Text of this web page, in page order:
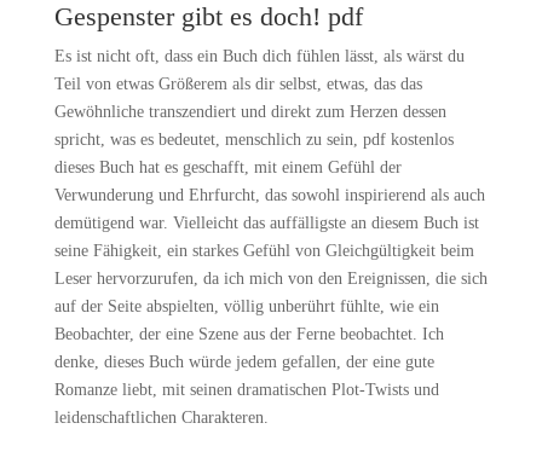
Gespenster gibt es doch! pdf
Es ist nicht oft, dass ein Buch dich fühlen lässt, als wärst du
Teil von etwas Größerem als dir selbst, etwas, das das
Gewöhnliche transzendiert und direkt zum Herzen dessen
spricht, was es bedeutet, menschlich zu sein, pdf kostenlos
dieses Buch hat es geschafft, mit einem Gefühl der
Verwunderung und Ehrfurcht, das sowohl inspirierend als auch
demütigend war. Vielleicht das auffälligste an diesem Buch ist
seine Fähigkeit, ein starkes Gefühl von Gleichgültigkeit beim
Leser hervorzurufen, da ich mich von den Ereignissen, die sich
auf der Seite abspielten, völlig unberührt fühlte, wie ein
Beobachter, der eine Szene aus der Ferne beobachtet. Ich
denke, dieses Buch würde jedem gefallen, der eine gute
Romanze liebt, mit seinen dramatischen Plot-Twists und
leidenschaftlichen Charakteren.